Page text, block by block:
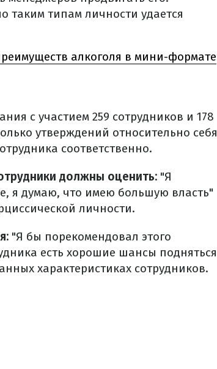
таким типам личности удается
алкоголя в мини-формате
с участием 259 сотрудников и 178
утверждений относительно себя
соответственно.
должны оценить: "Я
я думаю, что имею большую власть"
личности.
"Я бы порекомендовал этого
есть хорошие шансы подняться
характеристиках сотрудников.